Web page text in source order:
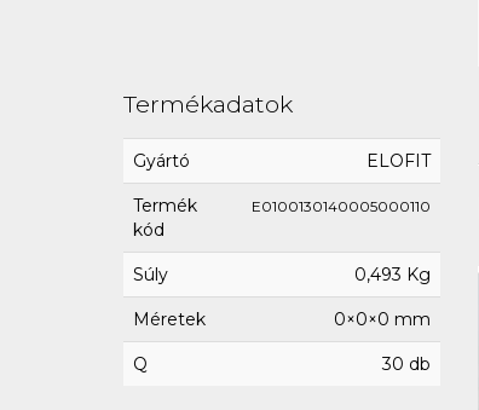
Termékadatok
Gyártó ELOFIT
Termék
kód
E0100130140005000110
Súly 0,493 Kg
Méretek 0×0×0 mm
Q 30 db